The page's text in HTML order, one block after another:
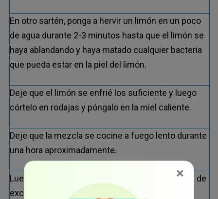
En otro sartén, ponga a hervir un limón en un poco
de agua durante 2-3 minutos hasta que el limón se
haya ablandando y haya matado cualquier bacteria
que pueda estar en la piel del limón.
Deje que el limón se enfrié los suficiente y luego
córtelo en rodajas y póngalo en la miel caliente.
Deje que la mezcla se cocine a fuego lento durante
una hora aproximadamente.
Luego exprima el limón en la miel asegurándose de
excluir las semillas del limón.
×